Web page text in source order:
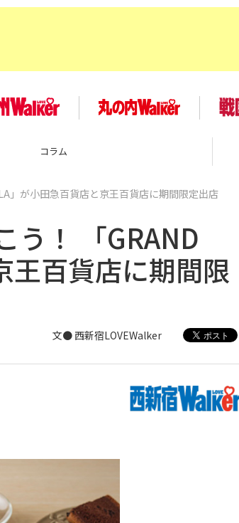
コラム
」が小田急百貨店と京王百貨店に期間限定出店
う！ 「GRAND
王百貨店に期間限
文● 西新宿LOVEWalker